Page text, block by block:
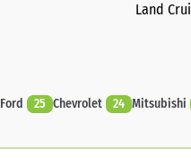
Land
Ford 25 Chevrolet 24 Mitsubishi